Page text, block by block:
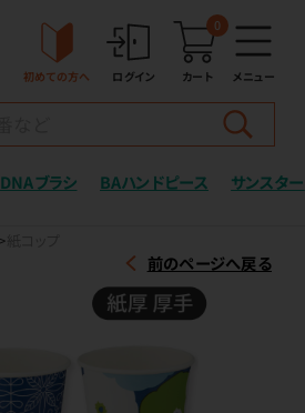
初めての方へ ログイン カート
0
メニュー
DNAブラシ BAハンドピース サンスター
前のページへ戻る